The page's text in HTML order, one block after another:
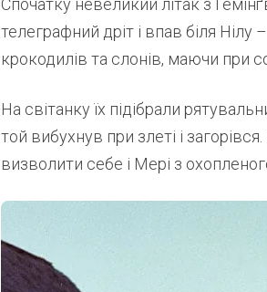
Спочатку невеликий літак з
телеграфний дріт і впав біля
крокодилів та слонів, маючи при
На світанку їх підібрали
той вибухнув при злеті і
визволити себе і Мері з